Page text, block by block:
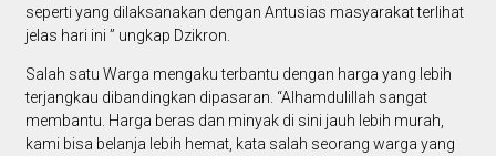
seperti yang dilaksanakan dengan Antusias masyarakat terlihat
jelas hari ini ” ungkap Dzikron.
Salah satu Warga mengaku terbantu dengan harga yang lebih
terjangkau dibandingkan dipasaran. “Alhamdulillah sangat
membantu. Harga beras dan minyak di sini jauh lebih murah,
kami bisa belanja lebih hemat, kata salah seorang warga yang